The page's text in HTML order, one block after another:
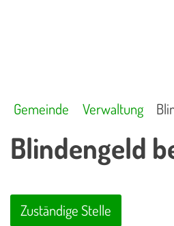
Gemeinde Verwaltung
Blindengeld
Zuständige Stelle